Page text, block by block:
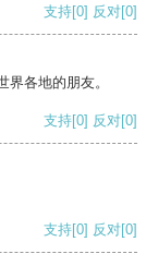
支持[0] 反对[0]
各地的朋友。
支持[0] 反对[0]
支持[0] 反对[0]